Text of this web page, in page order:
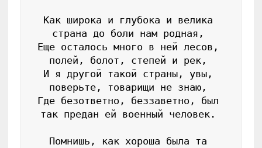
Как широка и глубока и велика
страна до боли нам родная,
Еще осталось много в ней лесов,
полей, болот, степей и рек,
И я другой такой страны, увы,
поверьте, товарищи не знаю,
Где безответно, беззаветно, был
так предан ей военный человек.
Помнишь, как хороша была та